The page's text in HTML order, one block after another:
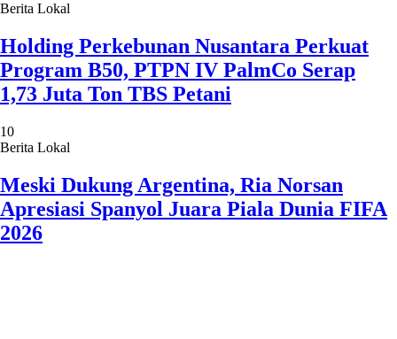
Berita Lokal
Holding Perkebunan Nusantara Perkuat
Program B50, PTPN IV PalmCo Serap
1,73 Juta Ton TBS Petani
10
Berita Lokal
Meski Dukung Argentina, Ria Norsan
Apresiasi Spanyol Juara Piala Dunia FIFA
2026